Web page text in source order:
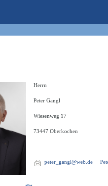
Herrn
Peter Gangl
Wiesenweg 17
73447 Oberkochen
peter_gangl@web.de